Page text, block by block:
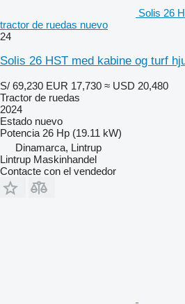
Solis 26
tractor de ruedas nuevo
24
Solis 26 HST med kabine og turf
S/ 69,230 EUR 17,730 ≈ USD 20,480
Tractor de ruedas
2024
Estado nuevo
Potencia 26 Hp (19.11 kW)
Dinamarca, Lintrup
Lintrup Maskinhandel
Contacte con el vendedor